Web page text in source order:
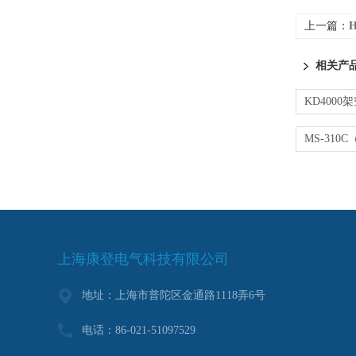
上一篇：
相关产
上海康登电气科技有限公司
地址：上海市普陀区金通路1118弄6号
电话：86-021-51097529